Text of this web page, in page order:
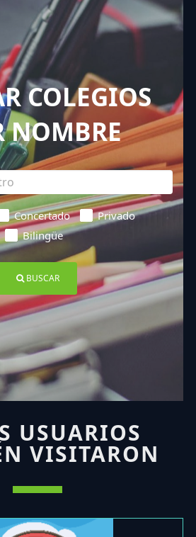
COLEGIOS
NOMBRE
Concertado
Privado
Bilingüe
BUSCAR
USUARIOS
VISITARON